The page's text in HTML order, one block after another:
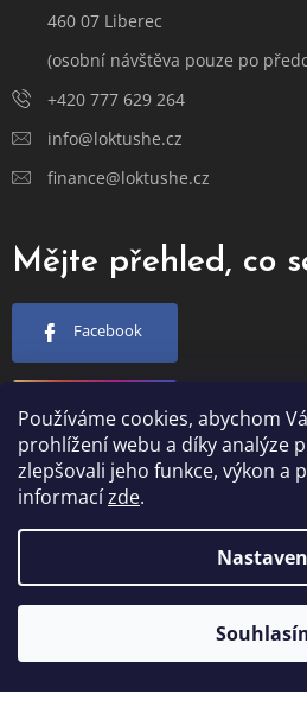
Používáme cookies, abychom
prohlížení webu a díky analýze
zlepšovali jeho funkce, výkon a
informacízde.
460 07 Liberec
(osobní návštěva pouze po
+420 777 629 264
info@loktushe.cz
finance@loktushe.cz
Mějte přehled, co
Facebook
Instagram
YouTube
Vytvořil